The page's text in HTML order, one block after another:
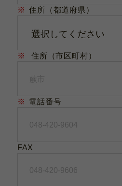
※ 住所（都道府県）
※ 住所（市区町村）
※ 電話番号
FAX